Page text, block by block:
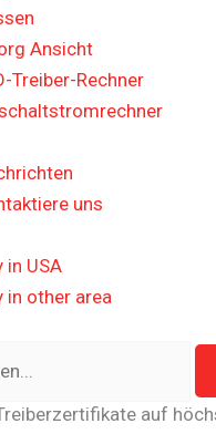
Ansicht
Treiber-Rechner
uns
in USA
in other area
auf